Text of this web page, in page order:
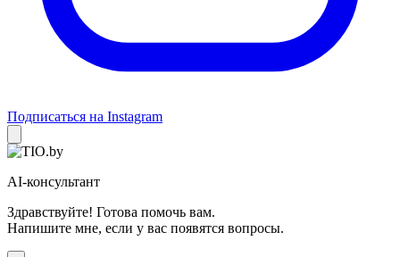
Подписаться на Instagram
AI-консультант
Здравствуйте! Готова помочь вам.
Напишите мне, если у вас появятся вопросы.